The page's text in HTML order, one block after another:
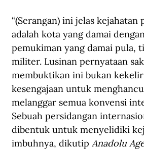
“(Serangan) ini jelas kejahatan
adalah kota yang damai
pemukiman yang damai pula,
militer. Lusinan pernyataan
membuktikan ini bukan
kesengajaan untuk
melanggar semua konvensi
Sebuah persidangan
dibentuk untuk menyelidiki
imbuhnya, dikutip Anadolu